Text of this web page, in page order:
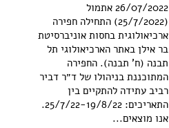
26/07/2022 אתמול
(25/7/2022) התחילה חפירה
ארכיאולוגית בחסות אוניברסיטת
בר אילן באתר הארכיאולוגי תל
תבנה (ח' תבנה). החפירה
המתוכננת בניהולו של ד״ר דביר
רביב עתידה להתקיים בין
התאריכים: 25/7/22-19/8/22.
אנו מוצאים...